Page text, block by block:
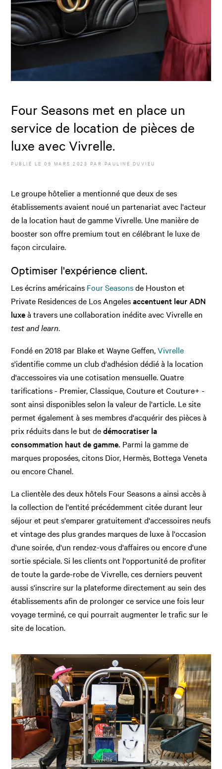
Four Seasons met en place un
service de location de pièces de
luxe avec Vivrelle.
PUBLIÉ LE09 MARS 2023 PAR PAULINE DUVIEU
Le groupe hôtelier a mentionné que deux de ses
établissements avaient noué un partenariat avec l'acteur
de la location haut de gamme Vivrelle. Une manière de
booster son offre premium tout en célébrant le luxe de
façon circulaire.
Optimiser l'expérience client.
Les écrins américains Four Seasonsde Houston et
Private Residences de Los Angelesaccentuent leur ADN
luxeà travers une collaboration inédite avec Vivrelle en
test and learn.
Fondé en 2018 par Blake et Wayne Geffen,Vivrelle
s'identifie comme un club d'adhésion dédié à la location
d'accessoires via une cotisation mensuelle. Quatre
tarifications - Premier, Classique, Couture et Couture+ -
sont ainsi disponibles selon la valeur de l'article. Le site
permet également à ses membres d'acquérir des pièces à
prix réduits dans le but dedémocratiser la
consommation haut de gamme. Parmi la gamme de
marques proposées, citons Dior, Hermès, Bottega Veneta
ou encore Chanel.
La clientèle des deux hôtels Four Seasons a ainsi accès à
la collection de l'entité précédemment citée durant leur
séjour et peut s'emparer gratuitement d'accessoires neufs
et vintage des plus grandes marques de luxe à l'occasion
d'une soirée, d'un rendez-vous d'affaires ou encore d'une
sortie spéciale. Si les clients ont l'opportunité de profiter
de toute la garde-robe de Vivrelle, ces derniers peuvent
aussi s'inscrire sur la plateforme directement au sein des
établissements afin de prolonger ce service une fois leur
voyage terminé, ce qui pourrait augmenter le trafic sur le
site de location.